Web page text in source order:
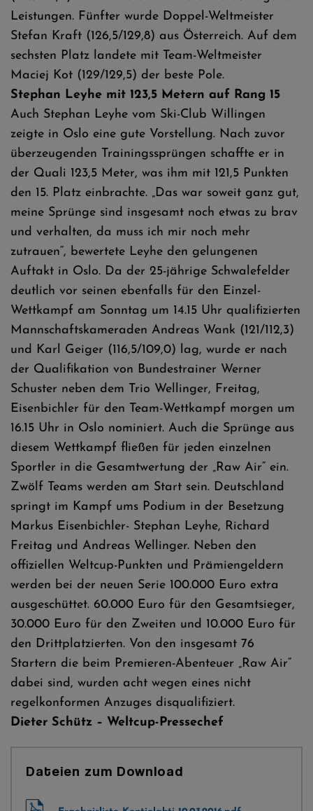
Leistungen. Fünfter wurde Doppel-Weltmeister
Stefan Kraft (126,5/129,8) aus Österreich. Auf dem
sechsten Platz landete mit Team-Weltmeister
Maciej Kot (129/129,5) der beste Pole.
Stephan Leyhe mit 123,5 Metern auf Rang 15
Auch Stephan Leyhe vom Ski-Club Willingen
zeigte in Oslo eine gute Vorstellung. Nach zuvor
überzeugenden Trainingssprüngen schaffte er in
der Quali 123,5 Meter, was ihm mit 121,5 Punkten
den 15. Platz einbrachte. „Das war soweit ganz gut,
meine Sprünge sind insgesamt noch etwas zu brav
und verhalten, da muss ich mir noch mehr
zutrauen“, bewertete Leyhe den gelungenen
Auftakt in Oslo. Da der 25-jährige Schwalefelder
deutlich vor seinen ebenfalls für den Einzel-
Wettkampf am Sonntag um 14.15 Uhr qualifizierten
Mannschaftskameraden Andreas Wank (121/112,3)
und Karl Geiger (116,5/109,0) lag, wurde er nach
der Qualifikation von Bundestrainer Werner
Schuster neben dem Trio Wellinger, Freitag,
Eisenbichler für den Team-Wettkampf morgen um
16.15 Uhr in Oslo nominiert. Auch die Sprünge aus
diesem Wettkampf fließen für jeden einzelnen
Sportler in die Gesamtwertung der „Raw Air“ ein.
Zwölf Teams werden am Start sein. Deutschland
springt im Kampf ums Podium in der Besetzung
Markus Eisenbichler- Stephan Leyhe, Richard
Freitag und Andreas Wellinger. Neben den
offiziellen Weltcup-Punkten und Prämiengeldern
werden bei der neuen Serie 100.000 Euro extra
ausgeschüttet. 60.000 Euro für den Gesamtsieger,
30.000 Euro für den Zweiten und 10.000 Euro für
den Drittplatzierten. Von den insgesamt 76
Startern die beim Premieren-Abenteuer „Raw Air“
dabei sind, wurden acht wegen eines nicht
regelkonformen Anzuges disqualifiziert.
Dieter Schütz – Weltcup-Pressechef
Dateien zum Download